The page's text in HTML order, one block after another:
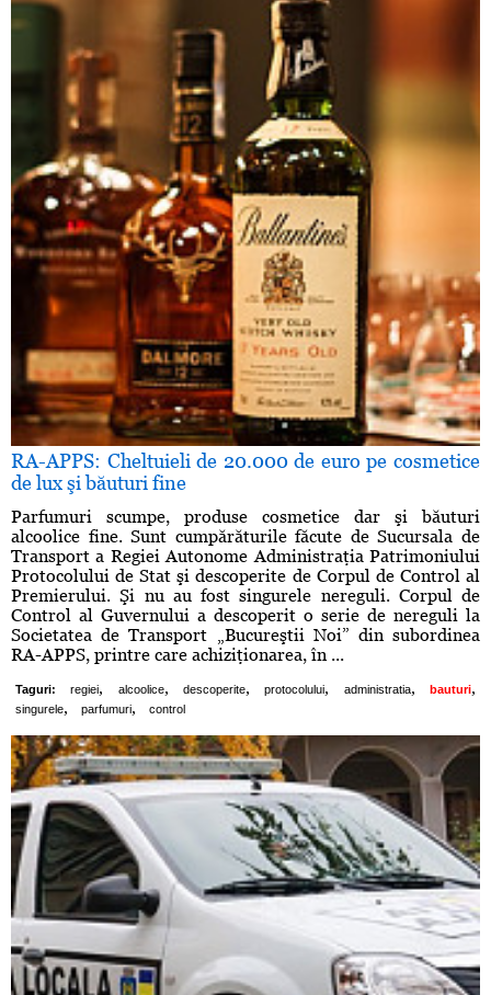
RA-APPS: Cheltuieli de 20.000 de euro pe cosmetice
de lux şi băuturi fine
Parfumuri scumpe, produse cosmetice dar şi băuturi
alcoolice fine. Sunt cumpărăturile făcute de Sucursala de
Transport a Regiei Autonome Administraţia Patrimoniului
Protocolului de Stat şi descoperite de Corpul de Control al
Premierului. Şi nu au fost singurele nereguli. Corpul de
Control al Guvernului a descoperit o serie de nereguli la
Societatea de Transport „Bucureştii Noi” din subordinea
RA-APPS, printre care achiziţionarea, în ...
Taguri: regiei, alcoolice, descoperite, protocolului, administratia, bauturi,
singurele, parfumuri, control